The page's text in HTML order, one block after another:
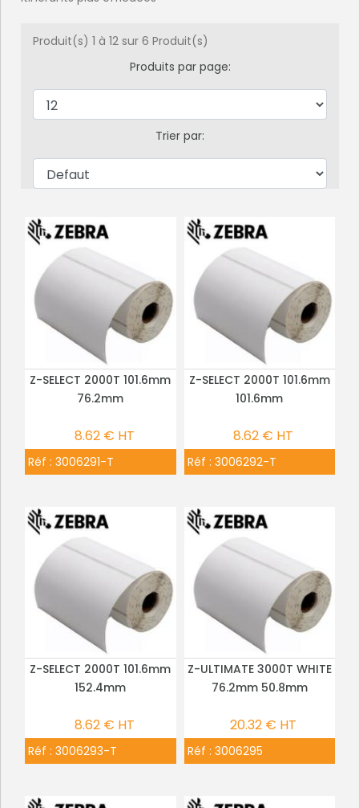
Produit(s) 1 à 12 sur 6 Produit(s)
Produits par page:
Trier par:
PLUS DE DÉTAILS
Z-SELECT 2000T 101.6mm
76.2mm
8.62 € HT
Réf : 3006291-T
PLUS DE DÉTAILS
Z-SELECT 2000T 101.6mm
101.6mm
8.62 € HT
Réf : 3006292-T
PLUS DE DÉTAILS
Z-SELECT 2000T 101.6mm
152.4mm
8.62 € HT
Réf : 3006293-T
PLUS DE DÉTAILS
Z-ULTIMATE 3000T WHITE
76.2mm 50.8mm
20.32 € HT
Réf : 3006295